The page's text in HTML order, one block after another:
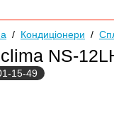
/ Кондиціонери /
NS-
15-49